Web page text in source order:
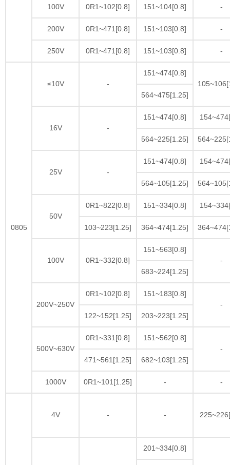
100V 0R1~102[0.8] 151~104[0.8] -
200V 0R1~471[0.8] 151~103[0.8] -
250V 0R1~471[0.8] 151~103[0.8] -
0805
≤10V -
151~474[0.8]
564~475[1.25]
16V -
151~474[0.8]
564~225[1.25]
25V -
151~474[0.8]
564~105[1.25]
50V
0R1~822[0.8] 151~334[0.8]
103~223[1.25] 364~474[1.25]
100V 0R1~332[0.8]
151~563[0.8]
-
683~224[1.25]
200V~250V
0R1~102[0.8]
151~183[0.8]
-
122~152[1.25]
203~223[1.25]
500V~630V
0R1~331[0.8]
151~562[0.8]
-
471~561[1.25]
682~103[1.25]
1000V 0R1~101[1.25] - -
4V - -
201~334[0.8]